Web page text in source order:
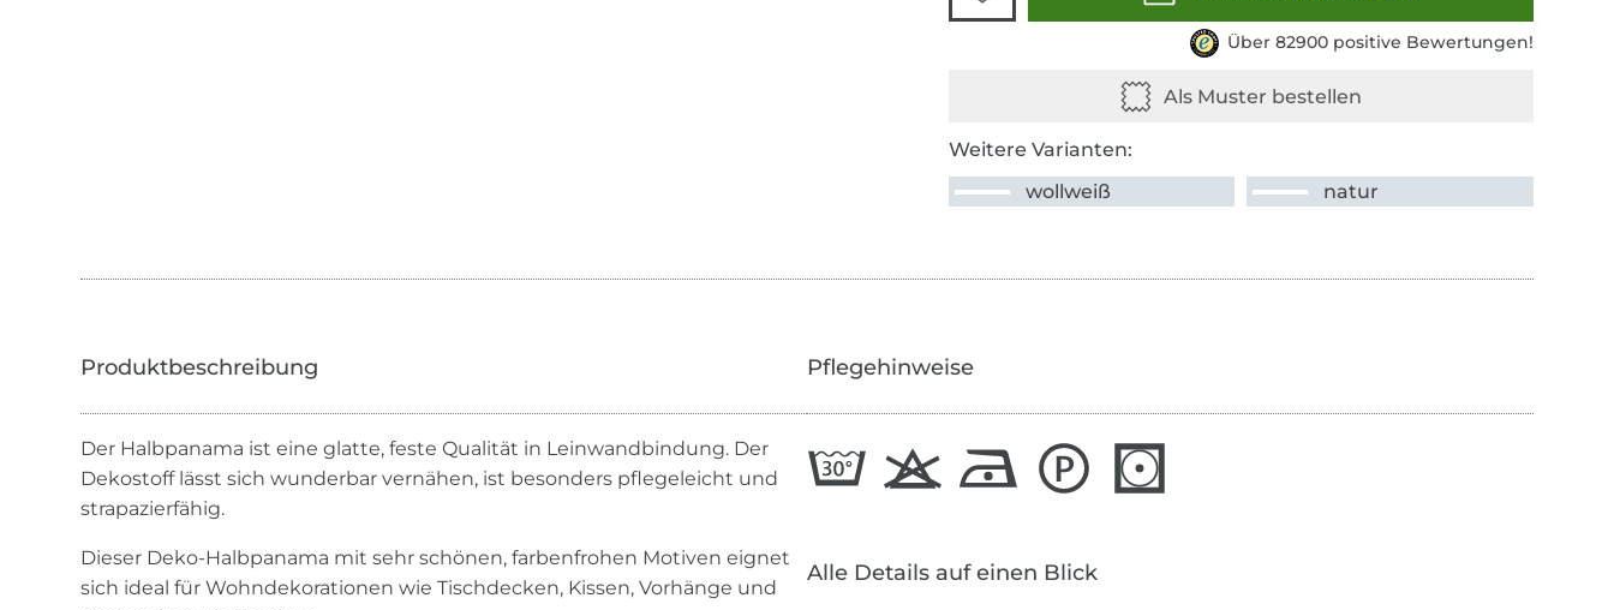
Über 82900 positive Bewertungen!
Weitere Varianten:
wollweiß
natur
Der Halbpanama ist eine glatte, feste Qualität in Leinwandbindung. Der
Dekostoff lässt sich wunderbar vernähen, ist besonders pflegeleicht und
strapazierfähig.
Dieser Deko-Halbpanama mit sehr schönen, farbenfrohen Motiven eignet
sich ideal für Wohndekorationen wie Tischdecken, Kissen, Vorhänge und
Pflegehinweise
Alle Details auf einen Blick